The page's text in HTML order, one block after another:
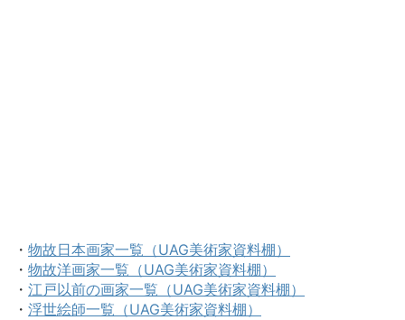
・ 物故日本画家一覧（UAG美術家資料棚）
・ 物故洋画家一覧（UAG美術家資料棚）
・ 江戸以前の画家一覧（UAG美術家資料棚）
・ 浮世絵師一覧（UAG美術家資料棚）